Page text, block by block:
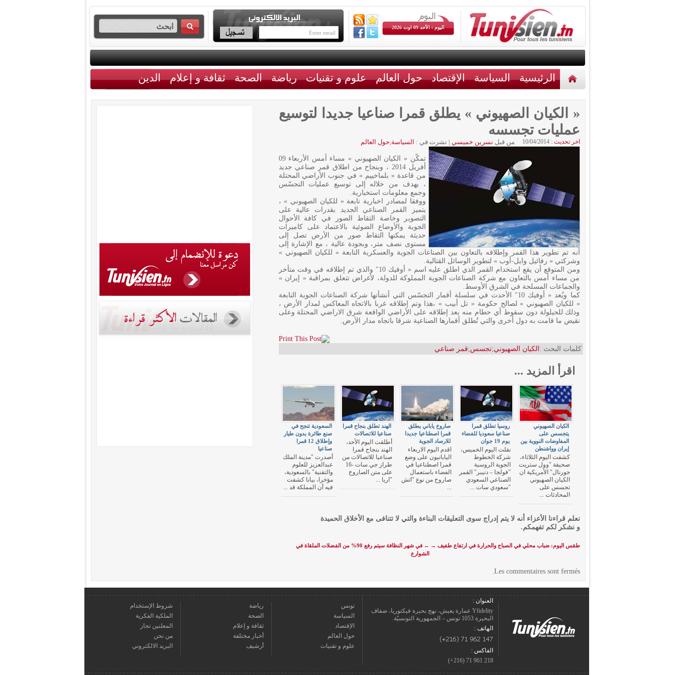
اليوم : الأحد 09 اوت 2026
الرئيسية السياسة الإقتصاد حول العالم علوم و تقنيات رياضة الصحة ثقافة و إعلام الدين
« الكيان الصهيوني » يطلق قمرا صناعيا جديدا لتوسيع
عمليات تجسسه
اخر تحديث : 10/04/2014 من قبل نسرين خميسي | نشرت في : السياسة,حول العالم
تمكّن « الكيان الصهيوني » مساء أمس الأربعاء 09
أفريل 2014 ، وبنجاح من اطلاق قمر صناعي جديد
من قاعدة « بلماخييم » في جنوب الأراضي المحتلة
، يهدف من خلاله إلى توسيع عمليات التجسّس
وجمع معلومات استخبارية.
ووفقا لمصادر اخبارية تابعة « للكيان الصهيوني » ،
يتميز القمر الصناعي الجديد بقدرات عالية على
التصوير وخاصة التقاط الصور في كافة الأحوال
الجوية والأوضاع الضوئية بالاعتماد على كاميرات
حديثة يمكنها التقاط صور من الأرض تصل إلى
مستوى نصف متر، وبجودة عالية ، مع الإشارة إلى
أنه تم تطوير هذا القمر وإطلاقه بالتعاون بين الصناعات الجوية والعسكرية التابعة « للكيان الصهيوني »
وشركتي « رفائيل وايل-أوب » لتطوير الوسائل القتالية.
ومن المتوقع أن يقع استخدام القمر الذي اطلق عليه اسم « أوفيك 10″ والذي تم إطلاقه في وقت متأخر
من مساء أمس بالتعاون مع شركة الصناعات الجوية المملوكة للدولة، لأغراض تتعلق بمراقبة « إيران »
والجماعات المسلحة في الشرق الأوسط.
كما ويُعد « أوفيك 10″ الأحدث في سلسلة أقمار التجسّس التي أنشأتها شركة الصناعات الجوية التابعة
« للكيان الصهيوني » لصالح حكومة « تل أبيب » ،هذا وتم إطلاقه غربا بالاتجاه المعاكس لمدار الأرض ،
وذلك للحيلولة دون سقوط أي حطام منه بعد إطلاقه على الأراضي الواقعة شرق الاراضي المحتلة وعلى
نقيض ما قامت به دول أخرى والتي تُطلق أقمارها الصناعية شرقا باتجاه مدار الأرض.
كلمات البحث : الكيان الصهيوني;تجسس;قمر صناعي
اقرأ المزيد ...
السعودية تنجح في
صنع طائرة بدون طيار
وإطلاق 12 قمرا
صناعيا
أصدرت "مدينة الملك
عبدالعزيز للعلوم
والتقنية" بالسعودية،
مؤخرا، بيانا كشفت
فيه أن المملكة قد ...
الهند تطلق بنجاح قمرا
صناعيا للاتصالات
أطلقت اليوم الأحد،
الهند بنجاح قمرا
صناعيا للاتصالات من
طراز جي سات -16
على متن الصاروخ
"اريا ...
صاروخ ياباني يطلق
قمرا اصطناعيا جديدا
للارصاد الجوية
اقدم اليوم الاربعاء
اليابانيون على وضع
قمرا اصطناعيا في
الفضاء باستعمال
صاروخ من نوع "اتش
...
روسيا تطلق قمرا
صناعيا سعوديا للفضاء
يوم 19 جوان
نقلت اليوم الخميس،
شركة الخطوط
الجوية الروسية
"فولجا – دنيبر" القمر
الصناعي السعودي
"سعودي سات ...
الكيان الصهيوني
يتجسس على
المفاوضات النووية بين
إيران وواشنطن
كشفت اليوم الثلاثاء،
صحيفة "وول ستريت
جورنال" الأمريكية ان
الكيان الصهيوني
تجسس على
المحادثات ...
نعلم قراءنا الأعزاء أنه لا يتم إدراج سوى التعليقات البناءة والتي لا تتنافى مع الأخلاق الحميدة
و نشكر لكم تفهمكم.
←
في شهر النظافة سيتم رفع 90% من الفضلات الملقاة في
الشوارع
طقس اليوم: ضباب محلي في الصباح والحرارة في ارتفاع طفيف →
Les commentaires sont fermés.
العنوان :
Yfidelity عمارة يعيش، نهج بحيرة فيكتوريا، ضفاف
البحيرة 1053 تونس – الجمهورية التونسيّة.
الهاتف :
الفاكس :
218 961 71 (216+)
تونس
السياسة
الإقتصاد
حول العالم
علوم و تقنيات
رياضة
الصحة
ثقافة و إعلام
أخبار مختلفة
أرشيف
شروط الإستخدام
الملكية الفكرية
المعلنين تجار
من نحن
البريد الالكتروني